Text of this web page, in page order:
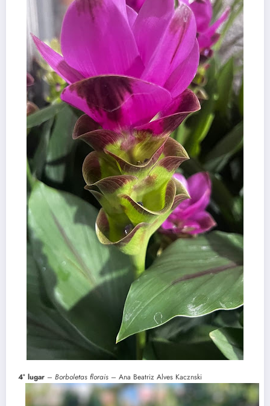
4° lugar – Borboletas florais – Ana Beatriz Alves Kacznski